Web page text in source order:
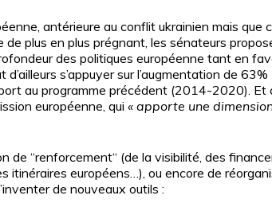
antérieure au conflit ukrainien mais que
plus en plus prégnant, les sénateurs
des politiques européenne tant en
s’appuyer sur l’augmentation de
au programme précédent (2014-2020). Et
européenne, qui « apporte une
de “renforcement“ (de la visibilité, des
itinéraires européens…), ou encore de
de nouveaux outils :